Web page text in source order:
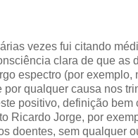
vezes fui citando
clara de que as
espectro (por exemplo,
por qualquer causa nos
positivo, definição bem
Ricardo Jorge, por
doentes, sem qualquer